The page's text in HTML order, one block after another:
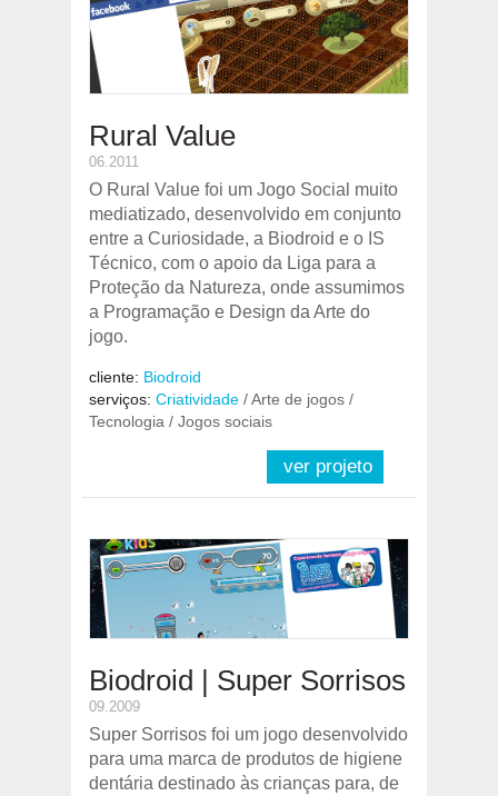
Rural Value
06.2011
O Rural Value foi um Jogo Social muito
mediatizado, desenvolvido em conjunto
entre a Curiosidade, a Biodroid e o IS
Técnico, com o apoio da Liga para a
Proteção da Natureza, onde assumimos
a Programação e Design da Arte do
jogo.
cliente: Biodroid
serviços: Criatividade / Arte de jogos /
Tecnologia / Jogos sociais
ver projeto
Biodroid | Super Sorrisos
09.2009
Super Sorrisos foi um jogo desenvolvido
para uma marca de produtos de higiene
dentária destinado às crianças para, de